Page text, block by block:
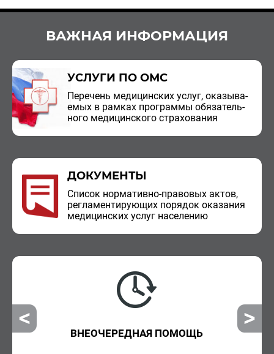
ВАЖНАЯ ИНФОРМАЦИЯ
УСЛУГИ ПО ОМС
Пе­ре­чень ме­ди­цин­ских услуг, ока­зы­ва­
е­мых в рам­ках про­грам­мы обя­за­тель­
но­го ме­ди­цин­ско­го стра­хо­ва­ния
ДОКУМЕНТЫ
Спи­сок нор­ма­тив­но-пра­во­вых актов,
ре­гла­мен­ти­ру­ю­щих по­ря­док ока­за­ния
ме­ди­цин­ских услуг на­се­ле­нию
ВНЕОЧЕРЕДНАЯ ПОМОЩЬ